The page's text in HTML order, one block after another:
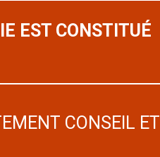
EST CONSTITUÉ
CONSEIL ET